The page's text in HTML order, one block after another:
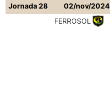
Jornada 28
02/nov/2024
FERROSOL